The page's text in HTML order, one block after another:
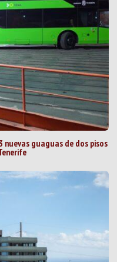
nuevas guaguas de dos pisos